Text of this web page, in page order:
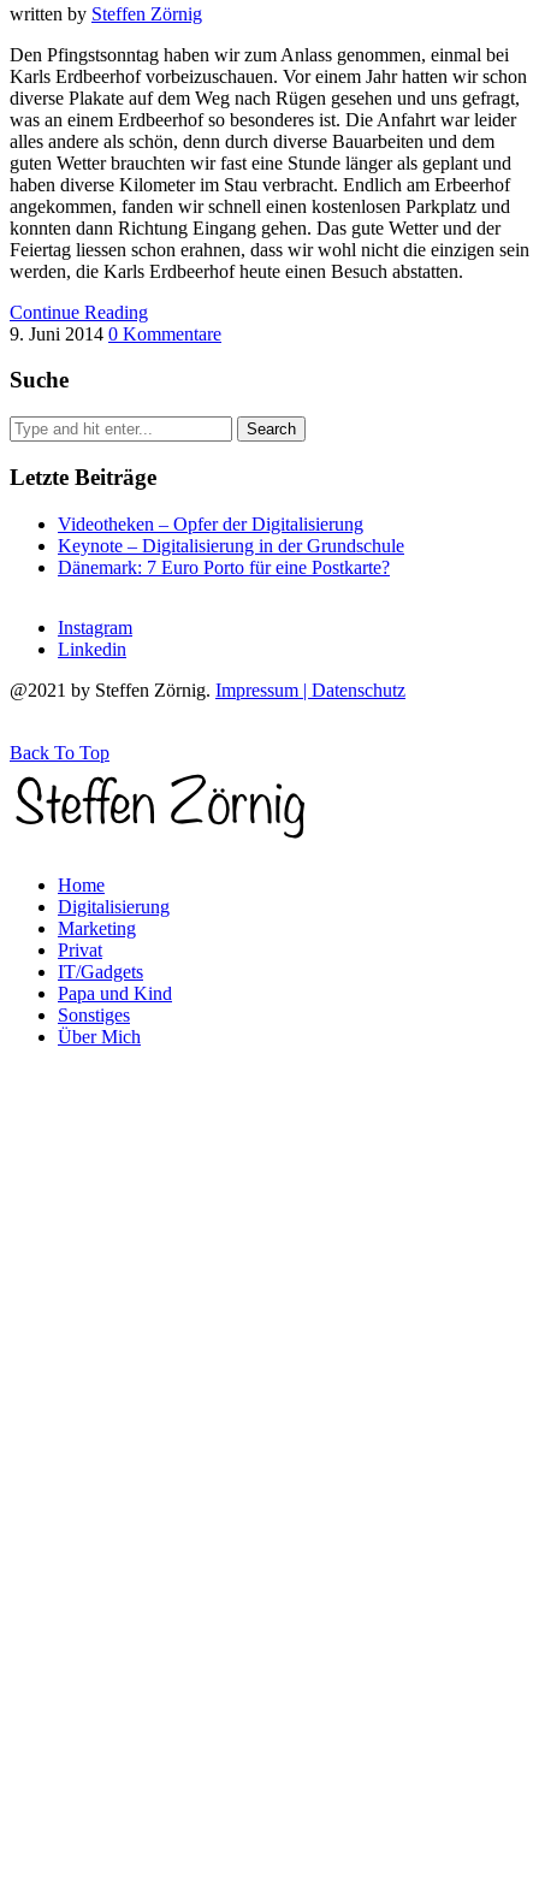
written by Steffen Zörnig
Den Pfingstsonntag haben wir zum Anlass genommen, einmal bei
Karls Erdbeerhof vorbeizuschauen. Vor einem Jahr hatten wir schon
diverse Plakate auf dem Weg nach Rügen gesehen und uns gefragt,
was an einem Erdbeerhof so besonderes ist. Die Anfahrt war leider
alles andere als schön, denn durch diverse Bauarbeiten und dem
guten Wetter brauchten wir fast eine Stunde länger als geplant und
haben diverse Kilometer im Stau verbracht. Endlich am Erbeerhof
angekommen, fanden wir schnell einen kostenlosen Parkplatz und
konnten dann Richtung Eingang gehen. Das gute Wetter und der
Feiertag liessen schon erahnen, dass wir wohl nicht die einzigen sein
werden, die Karls Erdbeerhof heute einen Besuch abstatten.
Continue Reading
9. Juni 2014 0 Kommentare
Suche
Letzte Beiträge
Videotheken – Opfer der Digitalisierung
Keynote – Digitalisierung in der Grundschule
Dänemark: 7 Euro Porto für eine Postkarte?
Instagram
Linkedin
@2021 by Steffen Zörnig. Impressum | Datenschutz
Back To Top
Home
Digitalisierung
Marketing
Privat
IT/Gadgets
Papa und Kind
Sonstiges
Über Mich